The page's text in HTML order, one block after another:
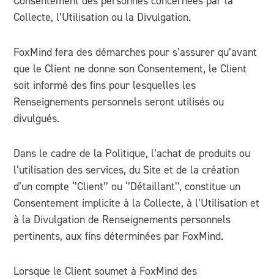
Collecte, l’Utilisation ou la Divulgation.
FoxMind fera des démarches pour s’assurer qu’avant
que le Client ne donne son Consentement, le Client
soit informé des fins pour lesquelles les
Renseignements personnels seront utilisés ou
divulgués.
Dans le cadre de la Politique, l’achat de produits ou
l’utilisation des services, du Site et de la création
d’un compte ‘’Client’’ ou ‘’Détaillant’’, constitue un
Consentement implicite à la Collecte, à l’Utilisation et
à la Divulgation de Renseignements personnels
pertinents, aux fins déterminées par FoxMind.
Lorsque le Client soumet à FoxMind des